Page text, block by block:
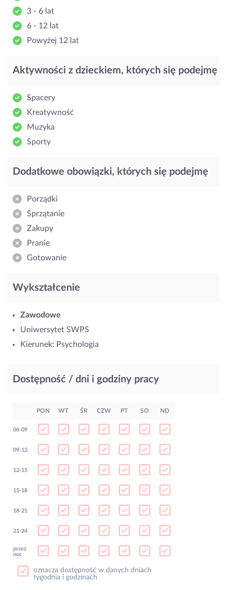
3 - 6 lat
6 - 12 lat
Powyżej 12 lat
Aktywności z dzieckiem, których się podejmę
Spacery
Kreatywność
Muzyka
Sporty
Dodatkowe obowiązki, których się podejmę
Porządki
Sprzątanie
Zakupy
Pranie
Gotowanie
Wykształcenie
Zawodowe
Uniwersytet SWPS
Kierunek: Psychologia
Dostępność / dni i godziny pracy
PON WT ŚR CZW PT SO ND
06-09
09-12
12-15
15-18
18-21
21-24
przez
noc
oznacza dostępność w danych dniach
tygodnia i godzinach